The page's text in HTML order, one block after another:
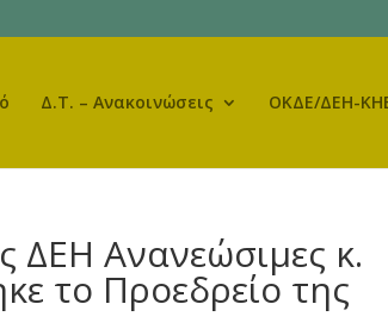
Δ.Τ. – Ανακοινώσεις ΟΚΔΕ/ΔΕΗ-
ΔΕΗ Ανανεώσιμες κ.
το Προεδρείο της